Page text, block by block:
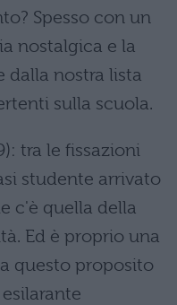
Spesso con un
nostalgica e la
dalla nostra lista
sulla scuola.
tra le fissazioni
studente arrivato
c'è quella della
Ed è proprio una
questo proposito